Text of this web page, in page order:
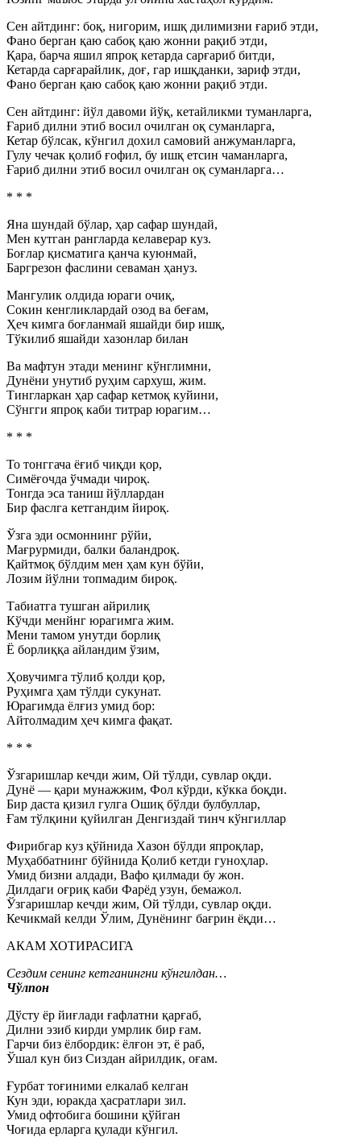
Сен айтдинг: боқ, нигорим, ишқ дилимизни ғариб этди,
Фано берган қаю сабоқ қаю жонни рақиб этди,
Қара, барча яшил япроқ кетарда сарғариб битди,
Кетарда сарғарайлик, доғ, гар ишқданки, зариф этди,
Фано берган қаю сабоқ қаю жонни рақиб этди.
Сен айтдинг: йўл давоми йўқ, кетайликми туманларга,
Ғариб дилни этиб восил очилган оқ суманларга,
Кетар бўлсак, кўнгил дохил самовий анжуманларга,
Гулу чечак қолиб ғофил, бу ишқ етсин чаманларга,
Ғариб дилни этиб восил очилган оқ суманларга…
* * *
Яна шундай бўлар, ҳар сафар шундай,
Мен кутган рангларда келаверар куз.
Боғлар қисматига қанча куюнмай,
Баргрезон фаслини севаман ҳануз.
Мангулик олдида юраги очиқ,
Сокин кенгликлардай озод ва беғам,
Ҳеч кимга боғланмай яшайди бир ишқ,
Тўкилиб яшайди хазонлар билан
Ва мафтун этади менинг кўнглимни,
Дунёни унутиб руҳим сархуш, жим.
Тингларкан ҳар сафар кетмоқ куйини,
Сўнгги япроқ каби титрар юрагим…
* * *
То тонггача ёғиб чиқди қор,
Симёғочда ўчмади чироқ.
Тонгда эса таниш йўллардан
Бир фаслга кетгандим йироқ.
Ўзга эди осмоннинг рўйи,
Мағрурмиди, балки баландроқ.
Қайтмоқ бўлдим мен ҳам кун бўйи,
Лозим йўлни топмадим бироқ.
Табиатга тушган айрилиқ
Кўчди менйнг юрагимга жим.
Мени тамом унутди борлиқ
Ё борлиққа айландим ўзим,
Ҳовучимга тўлиб қолди қор,
Руҳимга ҳам тўлди сукунат.
Юрагимда ёлғиз умид бор:
Айтолмадим ҳеч кимга фақат.
* * *
Ўзгаришлар кечди жим, Ой тўлди, сувлар оқди.
Дунё — қари мунажжим, Фол кўрди, кўкка боқди.
Бир даста қизил гулга Ошиқ бўлди булбуллар,
Ғам тўлқини қуйилган Денгиздай тинч кўнгиллар
Фирибгар куз қўйнида Хазон бўлди япроқлар,
Муҳаббатнинг бўйнида Қолиб кетди гуноҳлар.
Умид бизни алдади, Вафо қилмади бу жон.
Дилдаги оғриқ каби Фарёд узун, бемажол.
Ўзгаришлар кечди жим, Ой тўлди, сувлар оқди.
Кечикмай келди Ўлим, Дунёнинг бағрин ёқди…
АКАМ ХОТИРАСИГА
Сездим сенинг кетганингни кўнгилдан…
Чўлпон
Дўсту ёр йиғлади ғафлатни қарғаб,
Дилни эзиб кирди умрлик бир ғам.
Гарчи биз ёлбордик: ёлғон эт, ё раб,
Ўшал кун биз Сиздан айрилдик, оғам.
Ғурбат тоғиними елкалаб келган
Кун эди, юракда ҳасратлари зил.
Умид офтобига бошини қўйган
Чоғида ерларга қулади кўнгил.